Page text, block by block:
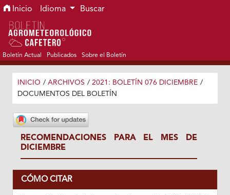
Ir al menú de navegación principal
Ir al contenido principal
Ir al pie de página del sitio
Inicio Idioma Buscar
Boletín Actual Publicados Sobre el Boletín
INICIO / ARCHIVOS / 2021: BOLETÍN 076 DICIEMBRE /
DOCUMENTOS DEL BOLETÍN
RECOMENDACIONES PARA EL MES DE
DICIEMBRE
CÓMO CITAR